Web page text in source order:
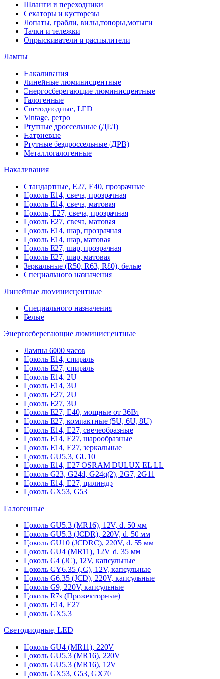
Шланги и переходники
Секаторы и кусторезы
Лопаты, грабли, вилы,топоры,мотыги
Тачки и тележки
Опрыскиватели и распылители
Лампы
Накаливания
Линейные люминисцентные
Энергосберегающие люминисцентные
Галогенные
Светодиодные, LED
Vintage, ретро
Ртутные дроссельные (ДРЛ)
Натриевые
Ртутные бездроссельные (ДРВ)
Металлогалогенные
Накаливания
Стандартные, Е27, Е40, прозрачные
Цоколь Е14, свеча, прозрачная
Цоколь Е14, свеча, матовая
Цоколь, Е27, свеча, прозрачная
Цоколь Е27, свеча, матовая
Цоколь Е14, шар, прозрачная
Цоколь Е14, шар, матовая
Цоколь Е27, шар, прозрачная
Цоколь Е27, шар, матовая
Зеркальные (R50, R63, R80), белые
Специального назначения
Линейные люминисцентные
Специального назначения
Белые
Энергосберегающие люминисцентные
Лампы 6000 часов
Цоколь Е14, спираль
Цоколь Е27, спираль
Цоколь Е14, 2U
Цоколь Е14, 3U
Цоколь Е27, 2U
Цоколь Е27, 3U
Цоколь Е27, Е40, мощные от 36Вт
Цоколь Е27, компактные (5U, 6U, 8U)
Цоколь Е14, Е27, свечеобразные
Цоколь Е14, Е27, шарообразные
Цоколь Е14, Е27, зеркальные
Цоколь GU5.3, GU10
Цоколь Е14, Е27 OSRAM DULUX EL LL
Цоколь G23, G24d, G24q(2), 2G7, 2G11
Цоколь Е14, Е27, цилиндр
Цоколь GX53, G53
Галогенные
Цоколь GU5.3 (MR16), 12V, d. 50 мм
Цоколь GU5.3 (JCDR), 220V, d. 50 мм
Цоколь GU10 (JCDRC), 220V, d. 55 мм
Цоколь GU4 (MR11), 12V, d. 35 мм
Цоколь G4 (JC), 12V, капсульные
Цоколь GY6.35 (JC), 12V, капсульные
Цоколь G6.35 (JCD), 220V, капсульные
Цоколь G9, 220V, капсульные
Цоколь R7s (Прожекторные)
Цоколь E14, E27
Цоколь GX5.3
Светодиодные, LED
Цоколь GU4 (MR11), 220V
Цоколь GU5.3 (MR16), 220V
Цоколь GU5.3 (MR16), 12V
Цоколь GX53, G53, GX70